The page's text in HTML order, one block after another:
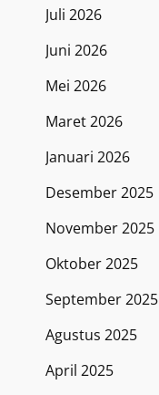
Juli 2026
Juni 2026
Mei 2026
Maret 2026
Januari 2026
Desember 2025
November 2025
Oktober 2025
September 2025
Agustus 2025
April 2025